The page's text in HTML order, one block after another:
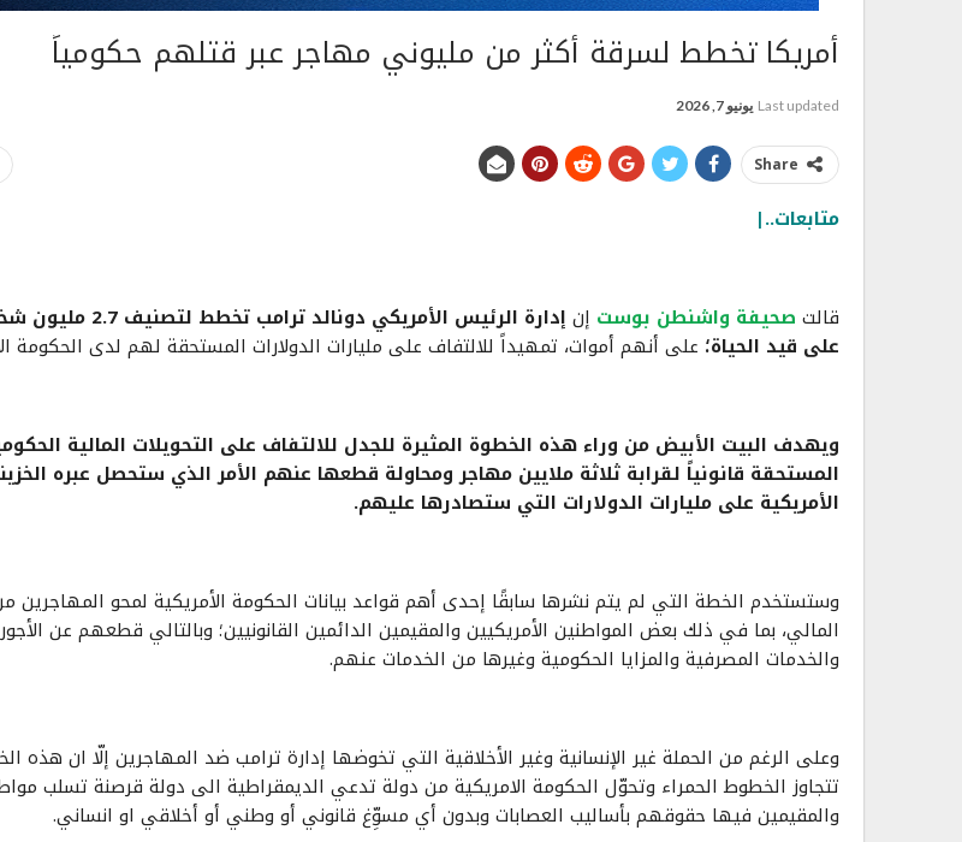
أمريكا تخطط لسرقة أكثر من مليوني مهاجر عبر قتلهم حكومياً
Last updated يونيو 7, 2026
Share
متابعات..|
قالت صحيفة واشنطن بوست إن
إدارة الرئيس الأمريكي دونالد ترامب تخطط
على قيد الحياة؛ على أنهم أموات، تمهيداً للالتفاف على مليارات الدولارات المستحقة لهم لدى الحكومة
ويهدف البيت الأبيض من وراء هذه الخطوة المثيرة للجدل للالتفاف على التحويلات المالية
المستحقة قانونياً لقرابة ثلاثة ملايين مهاجر ومحاولة قطعها عنهم الأمر الذي ستحصل عبره
الأمريكية على مليارات الدولارات التي ستصادرها عليهم.
وستستخدم الخطة التي لم يتم نشرها سابقًا إحدى أهم قواعد بيانات الحكومة الأمريكية لمحو المهاجرين
المالي، بما في ذلك بعض المواطنين الأمريكيين والمقيمين الدائمين القانونيين؛ وبالتالي قطعهم عن الأجور
والخدمات المصرفية والمزايا الحكومية وغيرها من الخدمات عنهم.
وعلى الرغم من الحملة غير الإنسانية وغير الأخلاقية التي تخوضها إدارة ترامب ضد المهاجرين إلّا ان هذه
تتجاوز الخطوط الحمراء وتحوّل الحكومة الامريكية من دولة تدعي الديمقراطية الى دولة قرصنة تسلب
والمقيمين فيها حقوقهم بأساليب العصابات وبدون أي مسوِّغ قانوني أو وطني أو أخلاقي او انساني.